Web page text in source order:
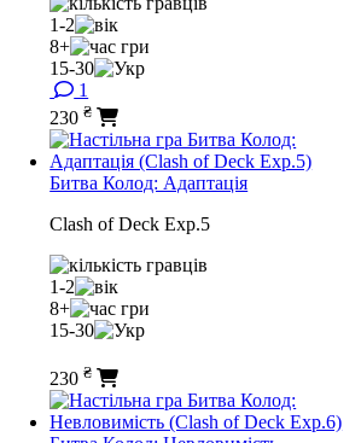
1-2
8+
15-30
1
230₴
Битва Колод: Адаптація
Clash of Deck Exp.5
1-2
8+
15-30
230₴